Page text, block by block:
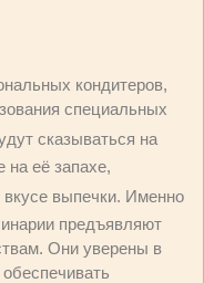
кондитеров,
специальных
сказываться на
на её запахе,
вкусе выпечки. Именно
предъявляют
Они уверены в